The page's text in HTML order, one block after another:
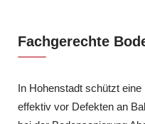
Fachgerechte
In Hohenstadt schützt
effektiv vor Defekten an